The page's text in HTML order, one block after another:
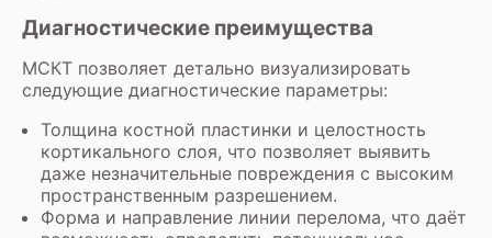
Диагностические преимущества
МСКТ позволяет детально визуализировать
следующие диагностические параметры:
Толщина костной пластинки и целостность
кортикального слоя, что позволяет выявить
даже незначительные повреждения с высоким
пространственным разрешением.
Форма и направление линии перелома, что даёт